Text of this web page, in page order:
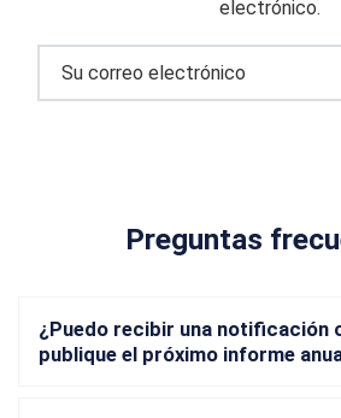
electrónico.
Preguntas
¿Puedo recibir una notificación
publique el próximo informe